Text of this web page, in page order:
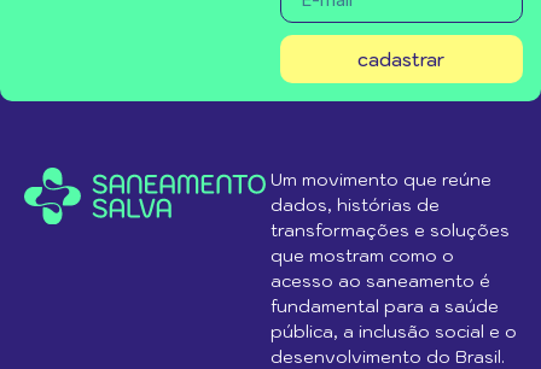
cadastrar
Um movimento que reúne
dados, histórias de
transformações e soluções
que mostram como o
acesso ao saneamento é
fundamental para a saúde
pública, a inclusão social e o
desenvolvimento do Brasil.